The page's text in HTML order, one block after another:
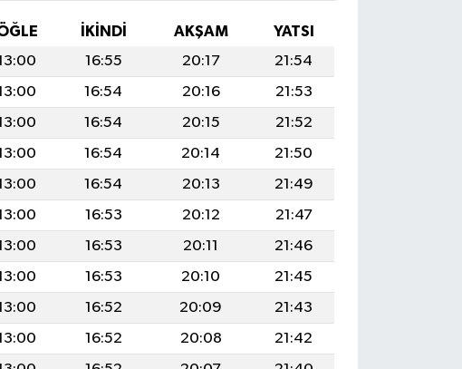
İKINDI AKŞAM
YATSI
16:55 20:17
21:54
16:54 20:16
21:53
16:54 20:15
21:52
16:54 20:14
21:50
16:54 20:13
21:49
16:53 20:12
21:47
16:53 20:11
21:46
16:53 20:10
21:45
16:52 20:09
21:43
16:52 20:08
21:42